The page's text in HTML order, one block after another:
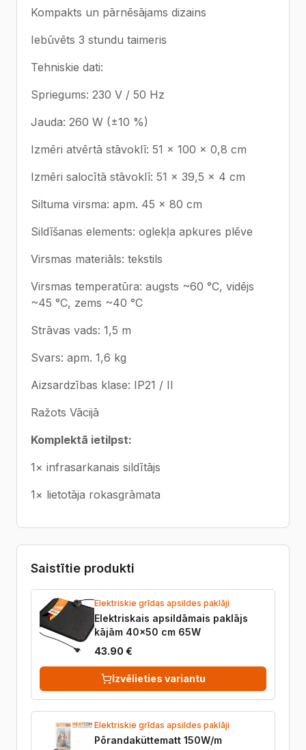
Kompakts un pārnēsājams dizains
Iebūvēts 3 stundu taimeris
Tehniskie dati:
Spriegums: 230 V / 50 Hz
Jauda: 260 W (±10 %)
Izmēri atvērtā stāvoklī: 51 × 100 × 0,8 cm
Izmēri salocītā stāvoklī: 51 × 39,5 × 4 cm
Siltuma virsma: apm. 45 × 80 cm
Sildīšanas elements: oglekļa apkures plēve
Virsmas materiāls: tekstils
Virsmas temperatūra: augsts ~60 °C, vidējs
~45 °C, zems ~40 °C
Strāvas vads: 1,5 m
Svars: apm. 1,6 kg
Aizsardzības klase: IP21 / II
Ražots Vācijā
Komplektā ietilpst:
1× infrasarkanais sildītājs
1× lietotāja rokasgrāmata
Saistītie produkti
Elektriskie grīdas apsildes paklāji
Elektriskais apsildāmais paklājs
kājām 40×50 cm 65W
43.90 €
Izvēlieties variantu
Elektriskie grīdas apsildes paklāji
Põrandaküttematt 150W/m